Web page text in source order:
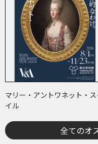
マリー・アントワネット・ス
イル
全てのオ